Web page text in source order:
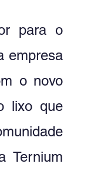
para o
empresa
o novo
lixo que
Ternium